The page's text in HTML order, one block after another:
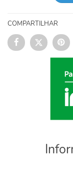
COMPARTILHAR